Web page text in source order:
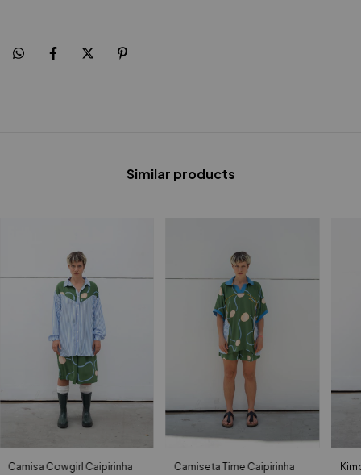
Similar products
Camisa Cowgirl Caipirinha Camiseta Time Caipirinha